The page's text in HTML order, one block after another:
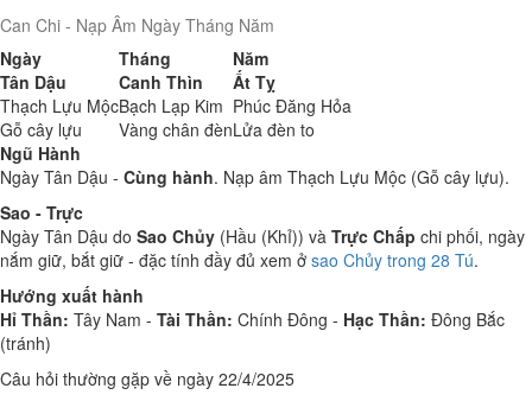
Can Chi - Nạp Âm Ngày Tháng Năm
Ngày
Tháng
Năm
Tân Dậu
Canh Thìn
Ất Tỵ
Thạch Lựu MộcBạch Lạp Kim Phúc Đăng Hỏa
Gỗ cây lựu
Vàng chân đènLửa đèn to
Ngũ Hành
Ngày Tân Dậu - Cùng hành. Nạp âm Thạch Lựu Mộc (Gỗ cây lựu).
Sao - Trực
Ngày Tân Dậu do Sao Chủy (Hầu (Khỉ)) và Trực Chấp chi phối, ngày
nắm giữ, bắt giữ - đặc tính đầy đủ xem ở sao Chủy trong 28 Tú.
Hướng xuất hành
Hỉ Thần: Tây Nam - Tài Thần: Chính Đông - Hạc Thần: Đông Bắc
(tránh)
Câu hỏi thường gặp về ngày 22/4/2025